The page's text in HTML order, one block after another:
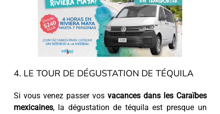
4. LE TOUR DE DÉGUSTATION DE TÉQUILA
Si vous venez passer vos vacances dans les Caraïbes
mexicaines, la dégustation de téquila est presque un